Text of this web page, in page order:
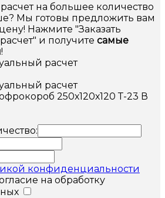
на большее количество
Мы готовы предложить вам
Нажмите "Заказать
и получите самые
!
расчет
расчет
250х120х120 Т-23 В
конфиденциальности
на обработку